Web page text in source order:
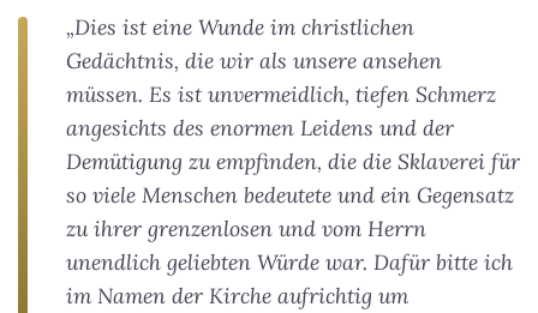
„Dies ist eine Wunde im christlichen
Gedächtnis, die wir als unsere ansehen
müssen. Es ist unvermeidlich, tiefen Schmerz
angesichts des enormen Leidens und der
Demütigung zu empfinden, die die Sklaverei für
so viele Menschen bedeutete und ein Gegensatz
zu ihrer grenzenlosen und vom Herrn
unendlich geliebten Würde war. Dafür bitte ich
im Namen der Kirche aufrichtig um